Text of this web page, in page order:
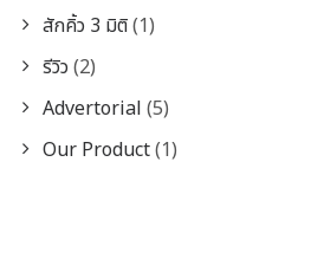
สักคิ้ว 3 มิติ(1)
รีวิว (2)
Advertorial (5)
Our Product(1)